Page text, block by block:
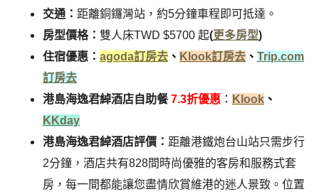
交通： 距離銅鑼灣站，約5分鐘車程即可抵達。
房型價格： 雙人床TWD $5700 起(更多房型)
住宿優惠： agoda訂房去 、 Klook訂房去 、 Trip.com
訂房去
港島海逸君綽酒店自助餐7.3折優惠 ： Klook 、
KKday
港島海逸君綽酒店評價： 距離港鐵炮台山站只需步行
2分鐘，酒店共有828間時尚優雅的客房和服務式套
房，每一間都能讓您盡情欣賞維港的迷人景致。位置